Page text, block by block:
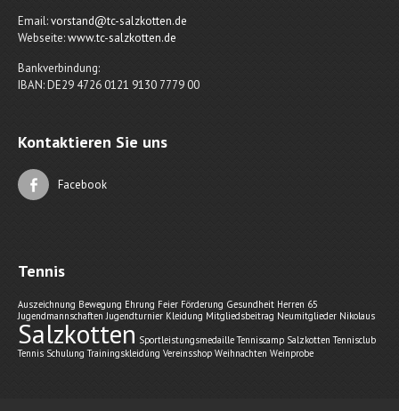
Email:vorstand@tc-salzkotten.de
Webseite:www.tc-salzkotten.de
Bankverbindung:
IBAN: DE29 4726 0121 9130 7779 00
Kontaktieren Sie uns
Facebook
Tennis
Auszeichnung Bewegung Ehrung Feier Förderung Gesundheit Herren 65
Jugendmannschaften Jugendturnier Kleidung Mitgliedsbeitrag Neumitglieder Nikolaus
Salzkotten Sportleistungsmedaille Tenniscamp Salzkotten Tennisclub
Tennis Schulung Trainingskleidúng Vereinsshop Weihnachten Weinprobe